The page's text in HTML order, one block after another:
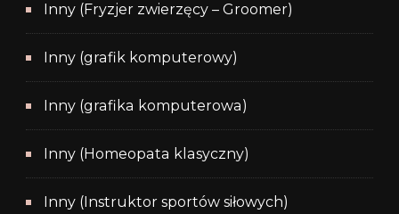
Inny (Fryzjer zwierzęcy – Groomer)
Inny (grafik komputerowy)
Inny (grafika komputerowa)
Inny (Homeopata klasyczny)
Inny (Instruktor sportów siłowych)